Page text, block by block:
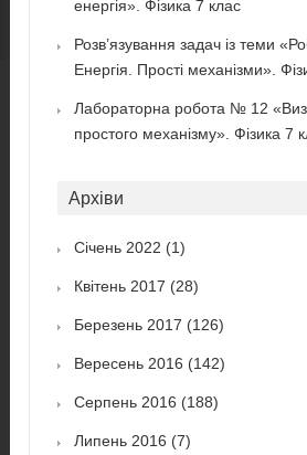
енергія». Фізика 7 клас
Розв’язування задач із теми
Енергія. Прості механізми».
Лабораторна робота № 12
простого механізму». Фізика 7
Архіви
Січень 2022 (1)
Квітень 2017 (28)
Березень 2017 (126)
Вересень 2016 (142)
Серпень 2016 (188)
Липень 2016 (7)